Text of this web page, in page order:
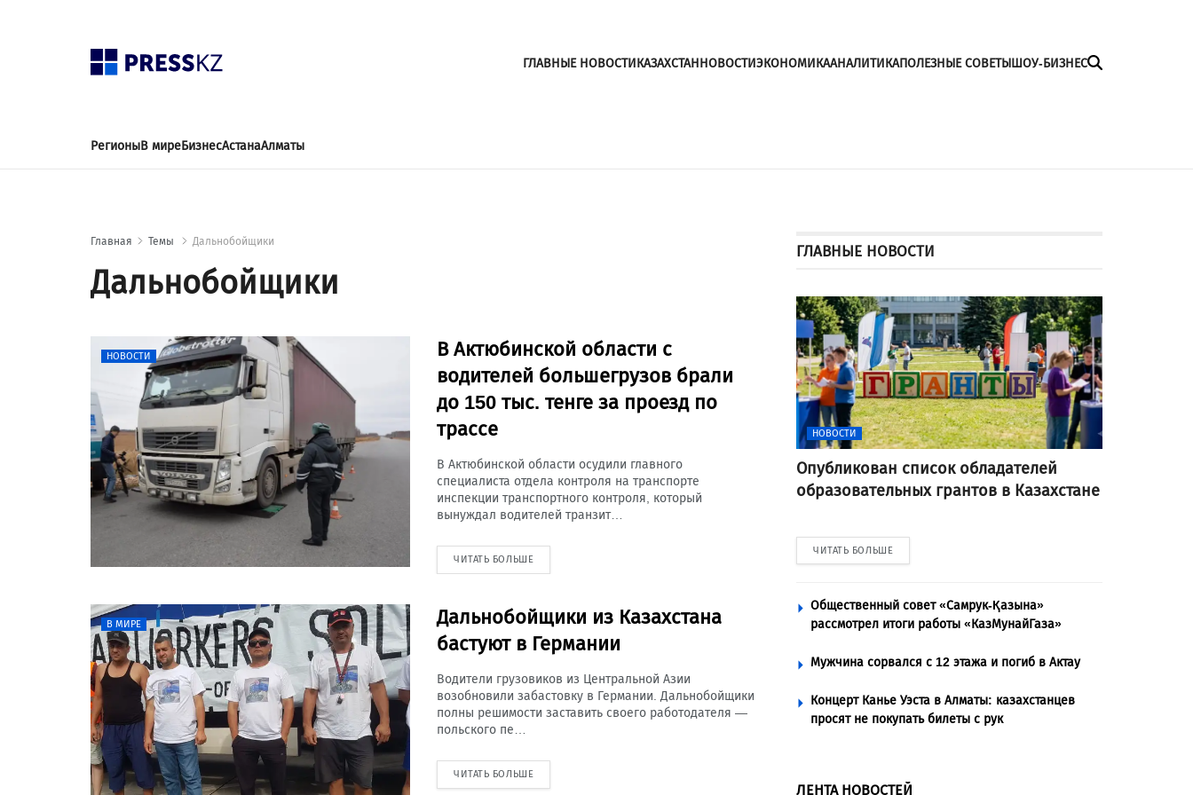
ГЛАВНЫЕ НОВОСТИКАЗАХСТАННОВОСТИЭКОНОМИКААНАЛИТИКАПОЛЕЗНЫЕ СОВЕТЫШОУ-БИЗНЕС
РегионыВ миреБизнесАстанаАлматы
Главная Темы Дальнобойщики
Дальнобойщики
НОВОСТИ
В Актюбинской области с
водителей большегрузов брали
до 150 тыс. тенге за проезд по
трассе
В Актюбинской области осудили главного
специалиста отдела контроля на транспорте
инспекции транспортного контроля, который
вынуждал водителей транзит…
ЧИТАТЬ БОЛЬШЕ
В МИРЕ
Дальнобойщики из Казахстана
бастуют в Германии
Водители грузовиков из Центральной Азии
возобновили забастовку в Германии. Дальнобойщики
полны решимости заставить своего работодателя —
польского пе…
ЧИТАТЬ БОЛЬШЕ
ГЛАВНЫЕ НОВОСТИ
НОВОСТИ
Опубликован список обладателей
образовательных грантов в Казахстане
ЧИТАТЬ БОЛЬШЕ
Общественный совет «Самрук-Қазына»
рассмотрел итоги работы «КазМунайГаза»
Мужчина сорвался с 12 этажа и погиб в Актау
Концерт Канье Уэста в Алматы: казахстанцев
просят не покупать билеты с рук
ЛЕНТА НОВОСТЕЙ